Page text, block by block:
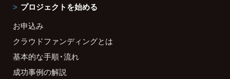
プロジェクトを始める
お申込み
クラウドファンディングとは
基本的な手順・流れ
成功事例の解説